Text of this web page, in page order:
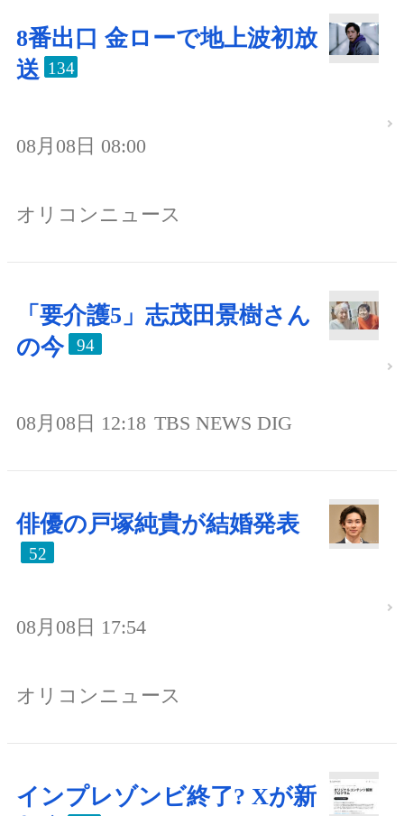
8番出口 金ローで地上波初放
送 134
08月08日 08:00
オリコンニュース
「要介護5」志茂田景樹さん
の今
94
08月08日 12:18 TBS NEWS DIG
俳優の戸塚純貴が結婚発表
52
08月08日 17:54
オリコンニュース
インプレゾンビ終了? Xが新